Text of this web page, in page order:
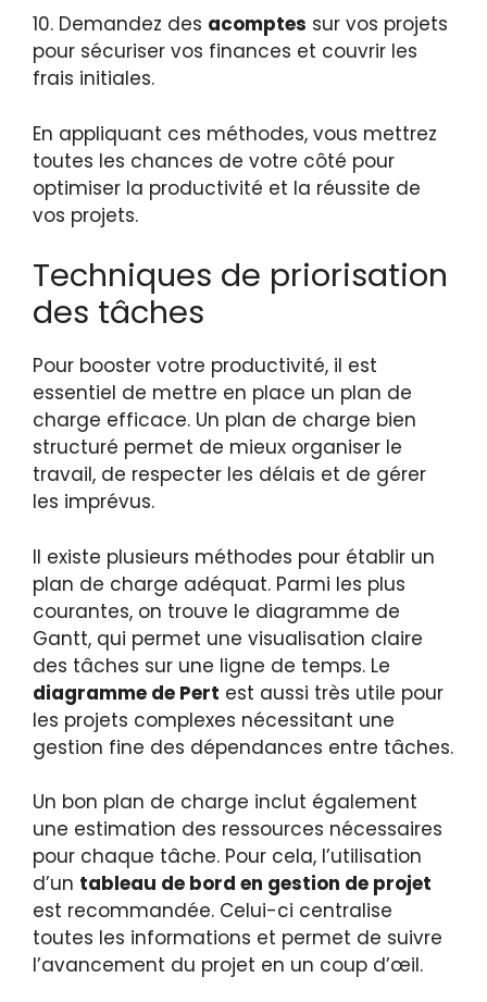
10. Demandez des acomptes sur vos projets
pour sécuriser vos finances et couvrir les
frais initiales.
En appliquant ces méthodes, vous mettrez
toutes les chances de votre côté pour
optimiser la productivité et la réussite de
vos projets.
Techniques de priorisation
des tâches
Pour booster votre productivité, il est
essentiel de mettre en place un plan de
charge efficace. Un plan de charge bien
structuré permet de mieux organiser le
travail, de respecter les délais et de gérer
les imprévus.
Il existe plusieurs méthodes pour établir un
plan de charge adéquat. Parmi les plus
courantes, on trouve le diagramme de
Gantt, qui permet une visualisation claire
des tâches sur une ligne de temps. Le
diagramme de Pert est aussi très utile pour
les projets complexes nécessitant une
gestion fine des dépendances entre tâches.
Un bon plan de charge inclut également
une estimation des ressources nécessaires
pour chaque tâche. Pour cela, l’utilisation
d’un tableau de bord en gestion de projet
est recommandée. Celui-ci centralise
toutes les informations et permet de suivre
l’avancement du projet en un coup d’œil.